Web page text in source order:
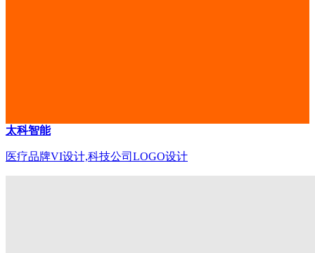
太科智能
医疗品牌VI设计,科技公司LOGO设计